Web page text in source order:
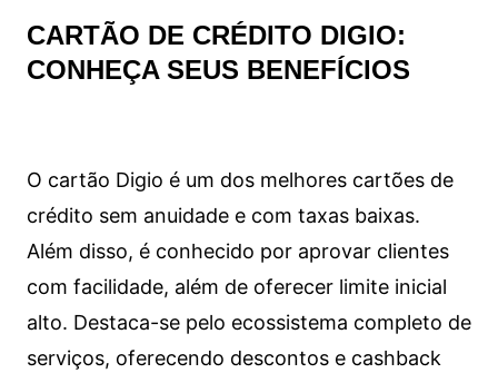
CARTÃO DE CRÉDITO DIGIO:
CONHEÇA SEUS BENEFÍCIOS
O cartão Digio é um dos melhores cartões de
crédito sem anuidade e com taxas baixas.
Além disso, é conhecido por aprovar clientes
com facilidade, além de oferecer limite inicial
alto. Destaca-se pelo ecossistema completo de
serviços, oferecendo descontos e cashback